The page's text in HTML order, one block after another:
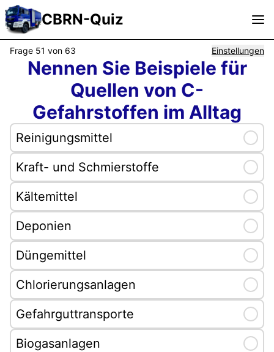
Frage 51 von 63 Einstellungen
Nennen Sie Beispiele für
Quellen von C-
Gefahrstoffen im Alltag
Reinigungsmittel
Kraft- und Schmierstoffe
Kältemittel
Deponien
Düngemittel
Chlorierungsanlagen
Gefahrguttransporte
Biogasanlagen
Sehmer
|
15:18